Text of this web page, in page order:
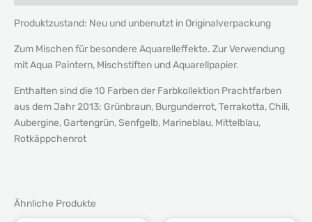
Produktzustand: Neu und unbenutzt in Originalverpackung
Zum Mischen für besondere Aquarelleffekte. Zur Verwendung
mit Aqua Paintern, Mischstiften und Aquarellpapier.
Enthalten sind die 10 Farben der Farbkollektion Prachtfarben
aus dem Jahr 2013: Grünbraun, Burgunderrot, Terrakotta, Chili,
Aubergine, Gartengrün, Senfgelb, Marineblau, Mittelblau,
Rotkäppchenrot
Ähnliche Produkte